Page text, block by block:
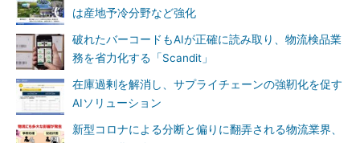
は産地予冷分野など強化
破れたバーコードもAIが正確に読み取り、物流検品業
務を省力化する「Scandit」
在庫過剰を解消し、サプライチェーンの強靭化を促す
AIソリューション
新型コロナによる分断と偏りに翻弄される物流業界、